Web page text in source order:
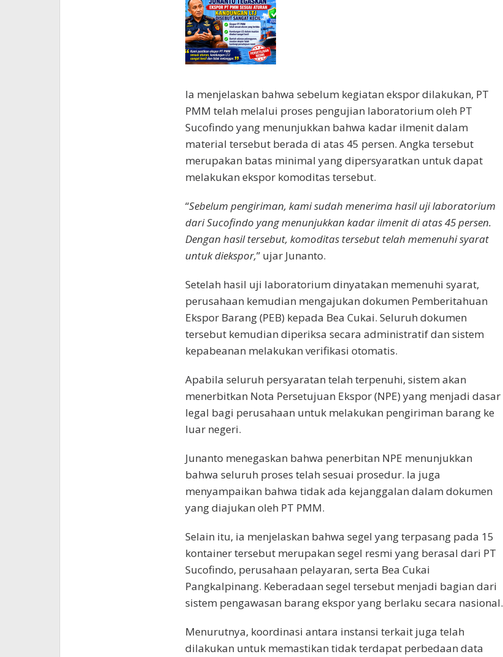
Ia menjelaskan bahwa sebelum kegiatan ekspor dilakukan, PT
PMM telah melalui proses pengujian laboratorium oleh PT
Sucofindo yang menunjukkan bahwa kadar ilmenit dalam
material tersebut berada di atas 45 persen. Angka tersebut
merupakan batas minimal yang dipersyaratkan untuk dapat
melakukan ekspor komoditas tersebut.
“Sebelum pengiriman, kami sudah menerima hasil uji laboratorium
dari Sucofindo yang menunjukkan kadar ilmenit di atas 45 persen.
Dengan hasil tersebut, komoditas tersebut telah memenuhi syarat
untuk diekspor,” ujar Junanto.
Setelah hasil uji laboratorium dinyatakan memenuhi syarat,
perusahaan kemudian mengajukan dokumen Pemberitahuan
Ekspor Barang (PEB) kepada Bea Cukai. Seluruh dokumen
tersebut kemudian diperiksa secara administratif dan sistem
kepabeanan melakukan verifikasi otomatis.
Apabila seluruh persyaratan telah terpenuhi, sistem akan
menerbitkan Nota Persetujuan Ekspor (NPE) yang menjadi dasar
legal bagi perusahaan untuk melakukan pengiriman barang ke
luar negeri.
Junanto menegaskan bahwa penerbitan NPE menunjukkan
bahwa seluruh proses telah sesuai prosedur. Ia juga
menyampaikan bahwa tidak ada kejanggalan dalam dokumen
yang diajukan oleh PT PMM.
Selain itu, ia menjelaskan bahwa segel yang terpasang pada 15
kontainer tersebut merupakan segel resmi yang berasal dari PT
Sucofindo, perusahaan pelayaran, serta Bea Cukai
Pangkalpinang. Keberadaan segel tersebut menjadi bagian dari
sistem pengawasan barang ekspor yang berlaku secara nasional.
Menurutnya, koordinasi antara instansi terkait juga telah
dilakukan untuk memastikan tidak terdapat perbedaan data